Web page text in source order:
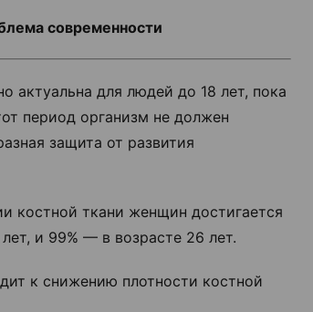
современности
актуальна для людей до 18 лет, пока
период организм не должен
защита от развития
костной ткани женщин достигается
и 99% — в возрасте 26 лет.
к снижению плотности костной